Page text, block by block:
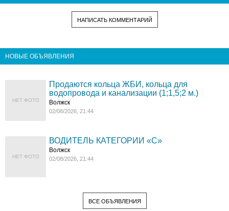
НАПИСАТЬ КОММЕНТАРИЙ
НОВЫЕ ОБЪЯВЛЕНИЯ
НЕТ ФОТО
Продаются кольца ЖБИ, кольца для
водопровода и канализации (1;1,5;2 м.)
Волжск
02/08/2026, 21:44
НЕТ ФОТО
ВОДИТЕЛЬ КАТЕГОРИИ «C»
Волжск
02/08/2026, 21:44
ВСЕ ОБЪЯВЛЕНИЯ